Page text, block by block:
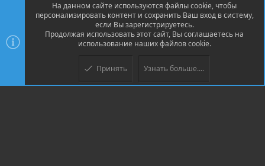
Community platform by XenForo ® © 2010-2026 XenForo Ltd.
© Jason Axelrod of 8WAYRUN
На данном сайте используются файлы cookie, чтобы
персонализировать контент и сохранить Ваш вход в систему,
если Вы зарегистрируетесь.
Продолжая использовать этот сайт, Вы соглашаетесь на
использование наших файлов cookie.
Принять Узнать больше....